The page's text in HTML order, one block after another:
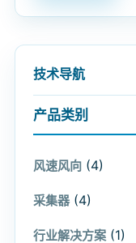
技术导航
产品类别
风速风向 (4)
采集器 (4)
行业解决方案 (1)